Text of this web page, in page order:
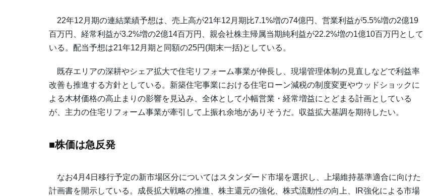
22年12月期の連結業績予想は、売上高が21年12月期比7.1%増の74億円、営業利益が5.5%増の2億19
百万円、経常利益が3.2%増の2億14百万円、親会社株主帰属当期純利益が22.2%増の1億10百万円として
いる。配当予想は21年12月期と同額の25円(期末一括)としている。
既存エリアの深耕やシェア拡大で住宅リフォーム事業が伸長し、現場管理体制の見直しなどで利益率
改善も推進する方針としている。新築住宅事業における住宅ローン減税の制度変更やウッドショックに
よる木材価格の高止まりの影響を見込み、全体として小幅営業・経常増益にとどまる計画としている
が、主力の住宅リフォーム事業が牽引して上振れ余地がありそうだ。収益拡大基調を期待したい。
■株価は急反発
なお4月4日移行予定の新市場区分についてはスタンダード市場を選択し、上場維持基準適合に向けた
計画書を開示している。成長拡大戦略の推進、株主還元の強化、株式流動性の向上、IR強化による市場